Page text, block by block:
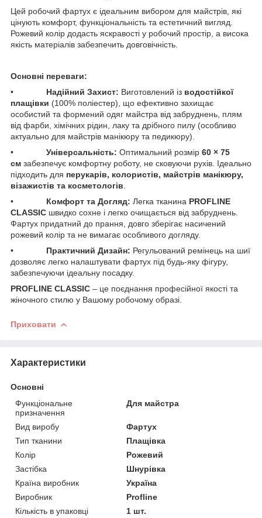
​Цей робочий фартух є ідеальним вибором для майстрів, які
цінують комфорт, функціональність та естетичний вигляд.
Рожевий колір додасть яскравості у робочий простір, а висока
якість матеріалів забезпечить довговічність.
Основні переваги:
• ​ Надійний Захист: Виготовлений із водостійкої
плащівки (100% поліестер), що ефективно захищає
особистий та формений одяг майстра від забруднень, плям
від фарби, хімічних рідин, лаку та дрібного пилу (особливо
актуально для майстрів манікюру та педикюру).
• ​ Універсальність: Оптимальний розмір 60 × 75
см забезпечує комфортну роботу, не сковуючи рухів. Ідеально
підходить для перукарів, колористів, майстрів манікюру,
візажистів та косметологів
• ​ Комфорт та Догляд: Легка тканина PROFLINE
CLASSIC швидко сохне і легко очищається від забруднень.
Фартух придатний до прання, довго зберігає насичений
рожевий колір та не вимагає особливого догляду.
• ​ Практичний Дизайн: Регульований ремінець на шиї
дозволяє легко налаштувати фартух під будь-яку фігуру,
забезпечуючи ідеальну посадку.
PROFLINE CLASSIC – це поєднання професійної якості та
жіночного стилю у Вашому робочому образі.
Приховати
Характеристики
Основні
Функціональне
призначення
Для майстра
Вид виробу
Фартух
Тип тканини
Плащівка
Колір
Рожевий
Застібка
Шнурівка
Країна виробник
Україна
Виробник
Profline
Кількість в упаковці
1 шт.